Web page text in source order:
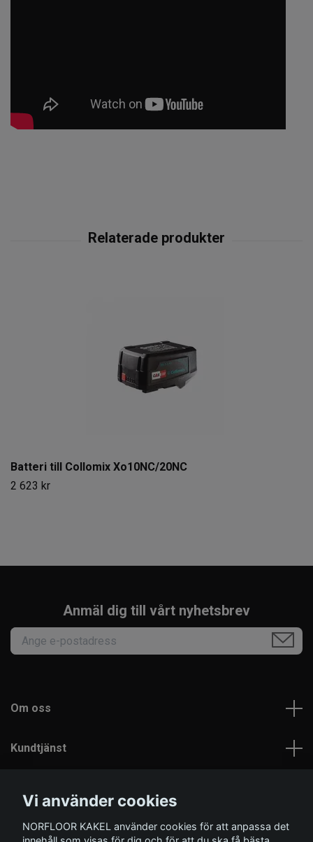
Batteri till Collomix Xo10NC/20NC
2 623 kr
Anmäl dig till vårt nyhetsbrev
Om oss
Kundtjänst
Sociala medier
Vi använder cookies
NORFLOOR KAKEL använder cookies för att anpassa det